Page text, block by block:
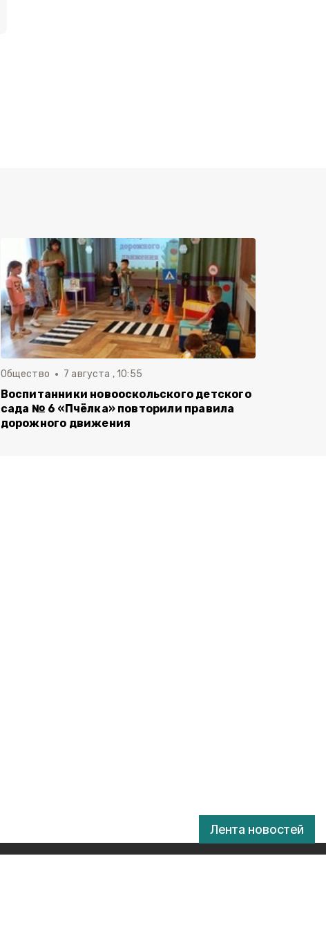
Лента новостей
Общество 7 августа , 10:55
Воспитанники новооскольского детского
сада № 6 «Пчёлка» повторили правила
дорожного движения